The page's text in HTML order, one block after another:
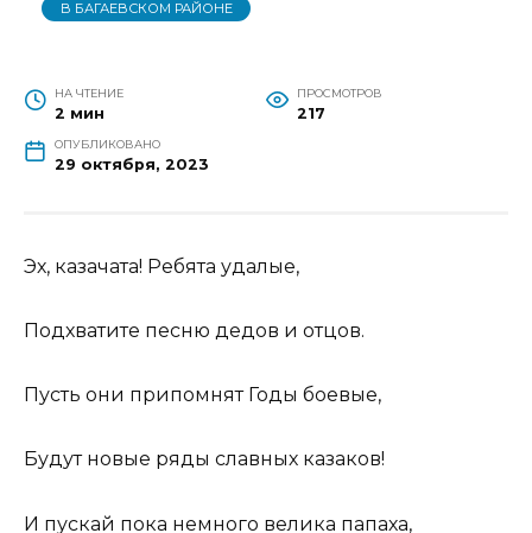
В БАГАЕВСКОМ РАЙОНЕ
НА ЧТЕНИЕ
2 мин
ПРОСМОТРОВ
217
ОПУБЛИКОВАНО
29 октября, 2023
Эх, казачата! Ребята удалые,
Подхватите песню дедов и отцов.
Пусть они припомнят Годы боевые,
Будут новые ряды славных казаков!
И пускай пока немного велика папаха,